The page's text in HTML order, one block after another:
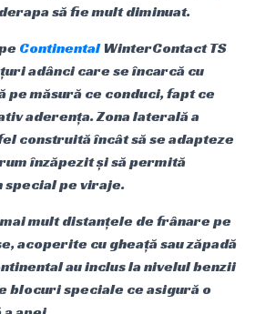
să fie mult diminuat.
ContinentalWinterContact TS
adânci care se încarcă cu
pe măsură ce conduci, fapt ce
aderența. Zona laterală a
construită încât să se adapteze
înzăpezit și să permită
special pe viraje.
mult distanțele de frânare pe
acoperite cu gheață sau zăpadă
au inclus la nivelul benzii
blocuri speciale ce asigură o